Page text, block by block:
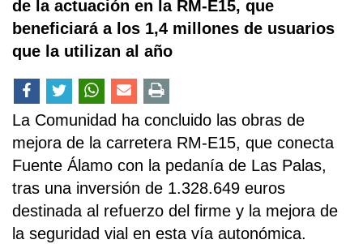
de la actuación en la RM-E15, que
beneficiará a los 1,4 millones de usuarios
que la utilizan al año
La Comunidad ha concluido las obras de
mejora de la carretera RM-E15, que conecta
Fuente Álamo con la pedanía de Las Palas,
tras una inversión de 1.328.649 euros
destinada al refuerzo del firme y la mejora de
la seguridad vial en esta vía autonómica.